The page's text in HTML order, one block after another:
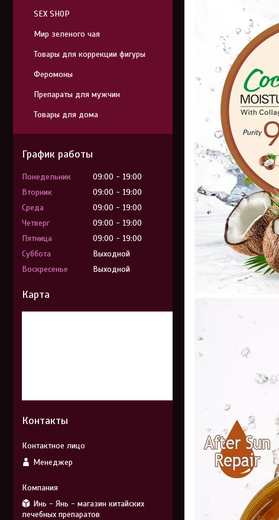
SEX SHOP
Мир зеленого чая
Товары для коррекции фигуры
Феромоны
Препараты для мужчин
Товары для дома
График работы
Понедельник 09:00
19:00
Вторник
09:00
19:00
Среда
09:00
19:00
Четверг
09:00
19:00
Пятница
09:00
19:00
Суббота
Выходной
Воскресенье
Выходной
Карта
Контакты
Менеджер
Инь - Янь - магазин китайских
лечебных препаратов